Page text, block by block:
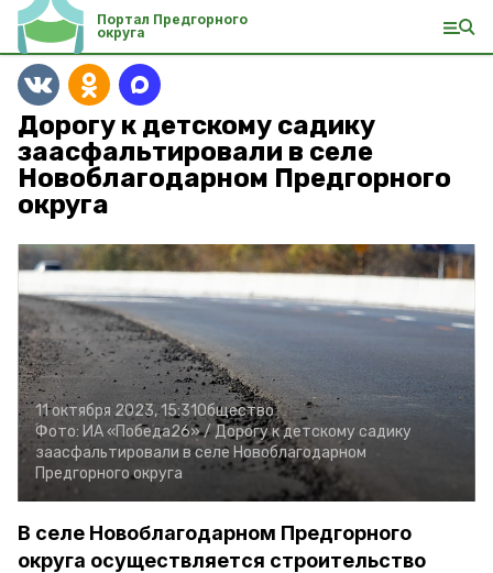
Портал Предгорного
округа
Дорогу к детскому садику
заасфальтировали в селе
Новоблагодарном Предгорного
округа
11 октября 2023, 15:31Общество
Фото: ИА «Победа26» /Дорогу к детскому садику
заасфальтировали в селе Новоблагодарном
Предгорного округа
В селе Новоблагодарном Предгорного
округа осуществляется строительство